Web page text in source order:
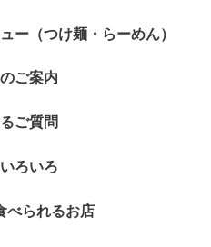
ー（つけ麺・らーめん）
ご案内
ご質問
ろいろ
べられるお店